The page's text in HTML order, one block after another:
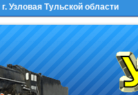
Узловая Тульской области